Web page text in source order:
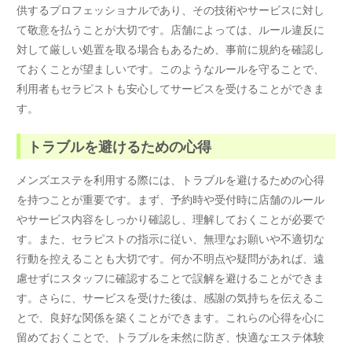
供するプロフェッショナルであり、その技術やサービスに対し
て敬意を払うことが大切です。店舗によっては、ルール違反に
対して厳しい処置を取る場合もあるため、事前に規約を確認し
ておくことが望ましいです。このようなルールを守ることで、
利用者もセラピストも安心してサービスを受けることができま
す。
トラブルを避けるための心得
メンズエステを利用する際には、トラブルを避けるための心得
を持つことが重要です。まず、予約時や受付時に店舗のルール
やサービス内容をしっかり確認し、理解しておくことが必要で
す。また、セラピストの指示に従い、無理なお願いや不適切な
行動を控えることも大切です。何か不明点や疑問があれば、遠
慮せずにスタッフに確認することで誤解を避けることができま
す。さらに、サービスを受けた後は、感謝の気持ちを伝えるこ
とで、良好な関係を築くことができます。これらの心得を心に
留めておくことで、トラブルを未然に防ぎ、快適なエステ体験